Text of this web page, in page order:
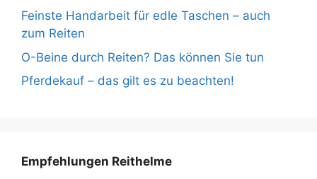
Feinste Handarbeit für edle Taschen – auch
zum Reiten
O-Beine durch Reiten? Das können Sie tun
Pferdekauf – das gilt es zu beachten!
Empfehlungen Reithelme